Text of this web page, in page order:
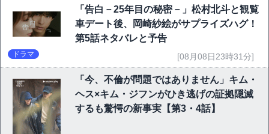
「告白－25年目の秘密－」松村北斗と観覧
車デート後、岡崎紗絵がサプライズハグ！
第5話ネタバレと予告
ドラマ [08月08日23時31分]
「今、不倫が問題ではありません」キム・
ヘス×キム・ジフンがひき逃げの証拠隠滅
するも驚愕の新事実【第3・4話】